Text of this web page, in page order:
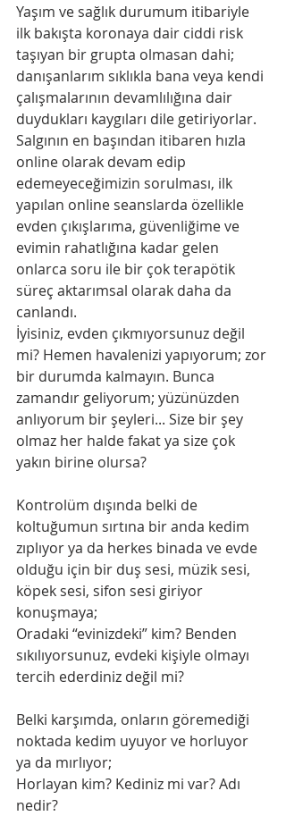
Yaşım ve sağlık durumum itibariyle
ilk bakışta koronaya dair ciddi risk
taşıyan bir grupta olmasan dahi;
danışanlarım sıklıkla bana veya kendi
çalışmalarının devamlılığına dair
duydukları kaygıları dile getiriyorlar.
Salgının en başından itibaren hızla
online olarak devam edip
edemeyeceğimizin sorulması, ilk
yapılan online seanslarda özellikle
evden çıkışlarıma, güvenliğime ve
evimin rahatlığına kadar gelen
onlarca soru ile bir çok terapötik
süreç aktarımsal olarak daha da
canlandı.
İyisiniz, evden çıkmıyorsunuz değil
mi? Hemen havalenizi yapıyorum; zor
bir durumda kalmayın. Bunca
zamandır geliyorum; yüzünüzden
anlıyorum bir şeyleri... Size bir şey
olmaz her halde fakat ya size çok
yakın birine olursa?
Kontrolüm dışında belki de
koltuğumun sırtına bir anda kedim
zıplıyor ya da herkes binada ve evde
olduğu için bir duş sesi, müzik sesi,
köpek sesi, sifon sesi giriyor
konuşmaya;
Oradaki “evinizdeki” kim? Benden
sıkılıyorsunuz, evdeki kişiyle olmayı
tercih ederdiniz değil mi?
Belki karşımda, onların göremediği
noktada kedim uyuyor ve horluyor
ya da mırlıyor;
Horlayan kim? Kediniz mi var? Adı
nedir?